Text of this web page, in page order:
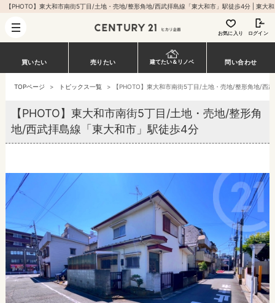
お気に入り ログイン
買いたい 売りたい 建てたい＆リノベ 問い合わせ
TOPページ > トピックス一覧 > 【PHOTO】東大和市南街5丁目/土地・売地/整形角地/西
【PHOTO】東大和市南街5丁目/土地・売地/整形角
地/西武拝島線「東大和市」駅徒歩4分